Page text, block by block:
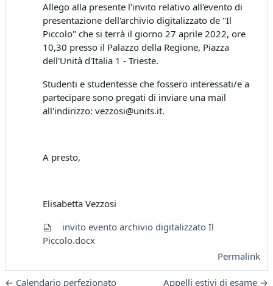
Allego alla presente l'invito relativo all'evento di
presentazione dell'archivio digitalizzato de "Il
Piccolo" che si terrà il giorno 27 aprile 2022, ore
10,30 presso il Palazzo della Regione, Piazza
dell'Unità d'Italia 1 - Trieste.
Studenti e studentesse che fossero interessati/e a
partecipare sono pregati di inviare una mail
all'indirizzo: vezzosi@units.it.
A presto,
Elisabetta Vezzosi
invito evento archivio digitalizzato Il
Piccolo.docx
Permalink
← Calendario perfezionato Appelli estivi di esame →